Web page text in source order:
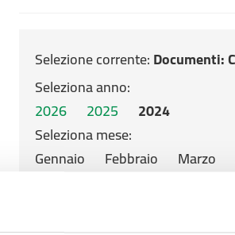
Selezione corrente:Documenti:
Seleziona anno:
2026
2025
2024
Seleziona mese:
Gennaio
Febbraio Marzo